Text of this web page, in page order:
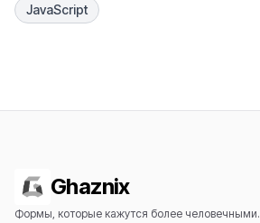
JavaScript
Ghaznix
Формы, которые кажутся более человечными.